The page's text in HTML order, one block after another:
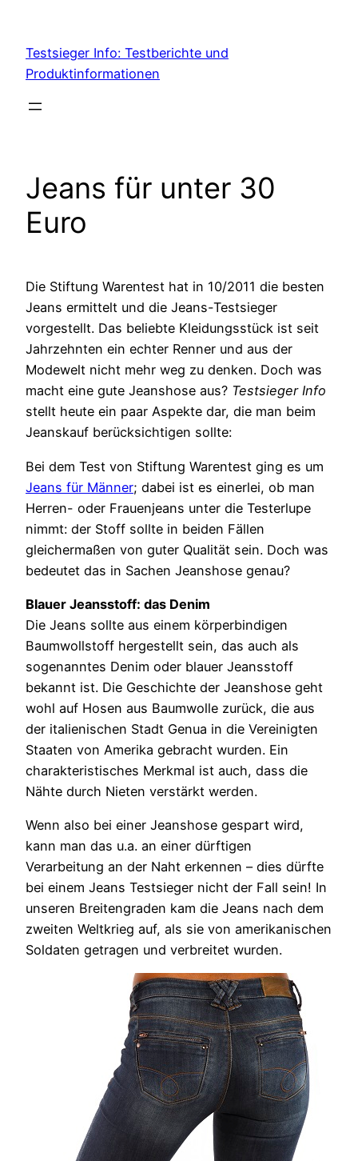
content
Testsieger Info: Testberichte und
Produktinformationen
Jeans für unter 30
Euro
Die Stiftung Warentest hat in 10/2011 die besten
Jeans ermittelt und die Jeans-Testsieger
vorgestellt. Das beliebte Kleidungsstück ist seit
Jahrzehnten ein echter Renner und aus der
Modewelt nicht mehr weg zu denken. Doch was
macht eine gute Jeanshose aus? Testsieger Info
stellt heute ein paar Aspekte dar, die man beim
Jeanskauf berücksichtigen sollte:
Bei dem Test von Stiftung Warentest ging es um
Jeans für Männer; dabei ist es einerlei, ob man
Herren- oder Frauenjeans unter die Testerlupe
nimmt: der Stoff sollte in beiden Fällen
gleichermaßen von guter Qualität sein. Doch was
bedeutet das in Sachen Jeanshose genau?
Blauer Jeansstoff: das Denim
Die Jeans sollte aus einem körperbindigen
Baumwollstoff hergestellt sein, das auch als
sogenanntes Denim oder blauer Jeansstoff
bekannt ist. Die Geschichte der Jeanshose geht
wohl auf Hosen aus Baumwolle zurück, die aus
der italienischen Stadt Genua in die Vereinigten
Staaten von Amerika gebracht wurden. Ein
charakteristisches Merkmal ist auch, dass die
Nähte durch Nieten verstärkt werden.
Wenn also bei einer Jeanshose gespart wird,
kann man das u.a. an einer dürftigen
Verarbeitung an der Naht erkennen – dies dürfte
bei einem Jeans Testsieger nicht der Fall sein! In
unseren Breitengraden kam die Jeans nach dem
zweiten Weltkrieg auf, als sie von amerikanischen
Soldaten getragen und verbreitet wurden.